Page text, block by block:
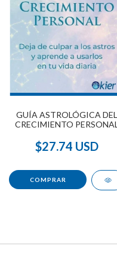
GUÍA ASTROLÓGICA DEL
CRECIMIENTO PERSONAL
$27.74 USD